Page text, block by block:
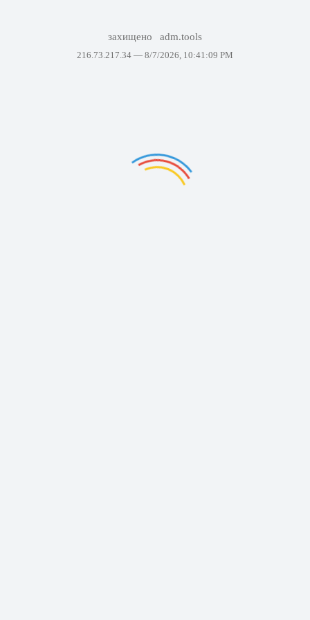
захищено adm.tools
216.73.217.34 — 8/7/2026, 10:41:09 PM